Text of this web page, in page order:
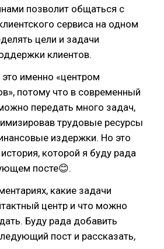
позволит общаться с
сервиса на одном
цели и задачи
клиентов.
именно «центром
потому что в современный
передать много задач,
трудовые ресурсы
издержки. Но это
которой я буду рада
посте😊.
какие задачи
центр и что можно
Буду рада добавить
пост и рассказать,